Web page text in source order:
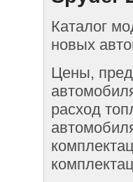
Каталог
новых
Цены,
расход